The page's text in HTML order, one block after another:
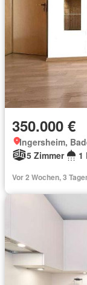
350.000 €
Ingersheim,
5 Zimmer
1
Vor 2 Wochen, 3